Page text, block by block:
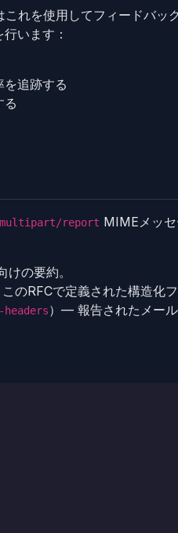
れを使用してフィードバッ
います：
追跡する
る
multipart/report MIMEメッ
の要約。
のRFCで定義された構造化フ
）— 報告されたメール